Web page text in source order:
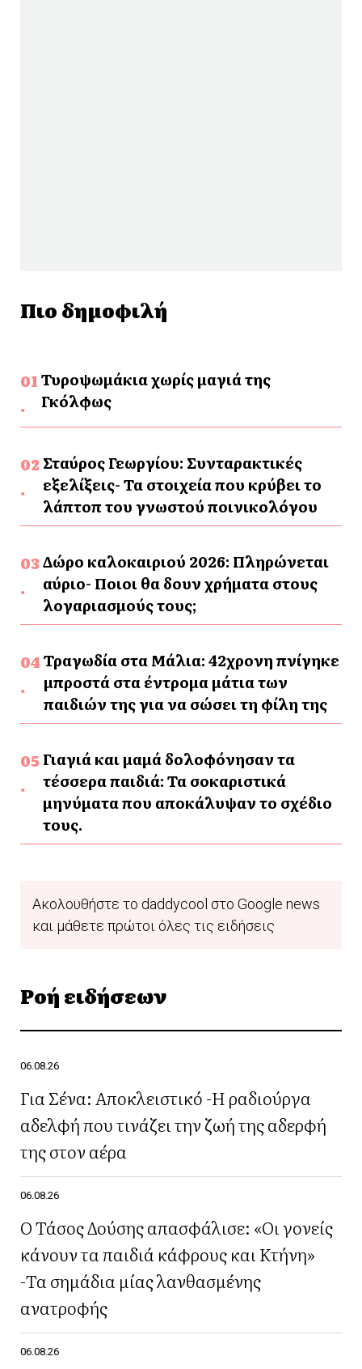
Πιο δημοφιλή
Τυροψωμάκια χωρίς μαγιά της
Γκόλφως
Σταύρος Γεωργίου: Συνταρακτικές
εξελίξεις- Τα στοιχεία που κρύβει το
λάπτοπ του γνωστού ποινικολόγου
Δώρο καλοκαιριού 2026: Πληρώνεται
αύριο- Ποιοι θα δουν χρήματα στους
λογαριασμούς τους;
Τραγωδία στα Μάλια: 42χρονη πνίγηκε
μπροστά στα έντρομα μάτια των
παιδιών της για να σώσει τη φίλη της
Γιαγιά και μαμά δολοφόνησαν τα
τέσσερα παιδιά: Τα σοκαριστικά
μηνύματα που αποκάλυψαν το σχέδιο
τους.
Ακολουθήστε το daddycool στο Google news
και μάθετε πρώτοι όλες τις ειδήσεις
Ροή ειδήσεων
06.08.26
Για Σένα: Αποκλειστικό -Η ραδιούργα
αδελφή που τινάζει την ζωή της αδερφή
της στον αέρα
06.08.26
Ο Τάσος Δούσης απασφάλισε: «Οι γονείς
κάνουν τα παιδιά κάφρους και Κτήνη»
-Τα σημάδια μίας λανθασμένης
ανατροφής
06.08.26